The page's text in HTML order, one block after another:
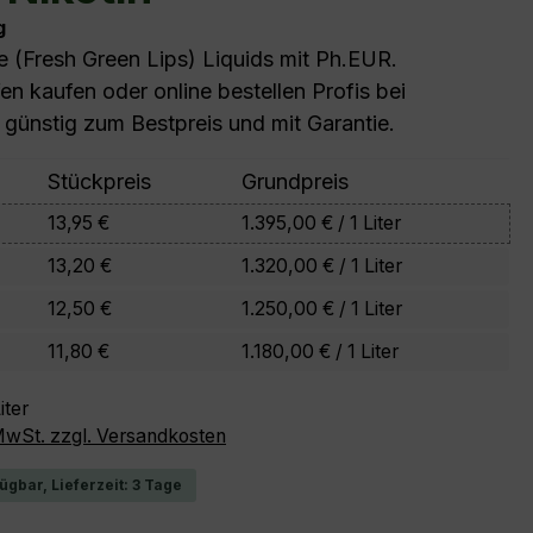
(Fresh Green Lips) Liquids mit Ph.EUR.
kaufen oder online bestellen Profis bei
zum Bestpreis und mit Garantie.
Stückpreis Grundpreis
13,95 €
1.395,00 € / 1 Liter
13,20 €
1.320,00 € / 1 Liter
12,50 €
1.250,00 € / 1 Liter
11,80 € 1.180,00 € / 1 Liter
zzgl. Versandkosten
Lieferzeit: 3 Tage